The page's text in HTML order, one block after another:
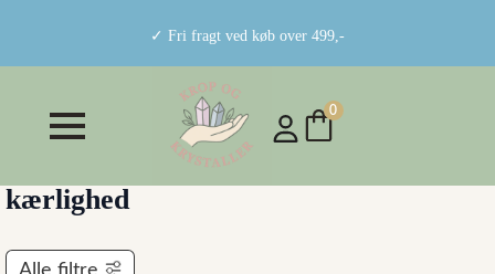
✓ Fri fragt ved køb over 499,-
0
kærlighed
Alle filtre